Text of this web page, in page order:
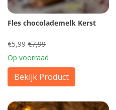
Fles chocolademelk Kerst
€5,99 €7,99
Op voorraad
Bekijk Product